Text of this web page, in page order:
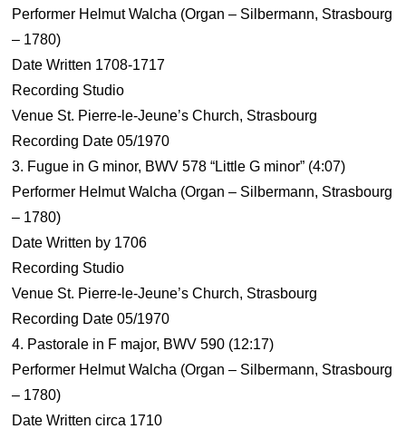
Performer Helmut Walcha (Organ – Silbermann, Strasbourg
– 1780)
Date Written 1708-1717
Recording Studio
Venue St. Pierre-le-Jeune’s Church, Strasbourg
Recording Date 05/1970
3. Fugue in G minor, BWV 578 “Little G minor” (4:07)
Performer Helmut Walcha (Organ – Silbermann, Strasbourg
– 1780)
Date Written by 1706
Recording Studio
Venue St. Pierre-le-Jeune’s Church, Strasbourg
Recording Date 05/1970
4. Pastorale in F major, BWV 590 (12:17)
Performer Helmut Walcha (Organ – Silbermann, Strasbourg
– 1780)
Date Written circa 1710